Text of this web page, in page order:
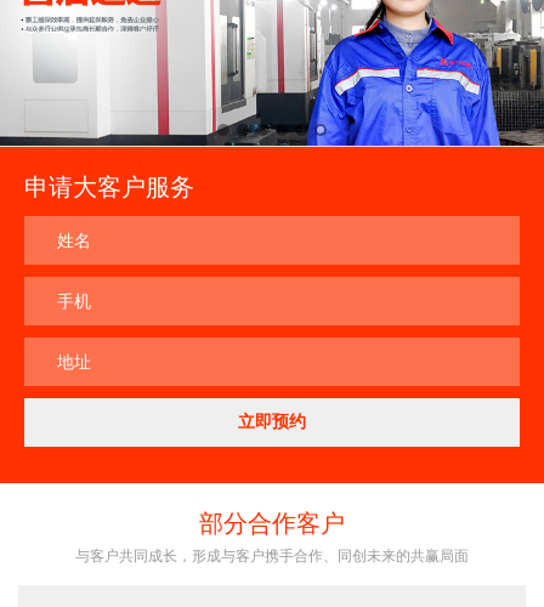
申请大客户服务
姓名
手机
地址
部分合作客户
与客户共同成长，形成与客户携手合作、同创未来的共赢局面